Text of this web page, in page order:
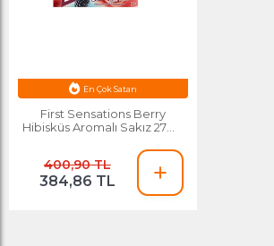
En Çok Satan
First Sensations Berry
Hibisküs Aromalı Sakız 27gr-
400,90 TL
384,86 TL